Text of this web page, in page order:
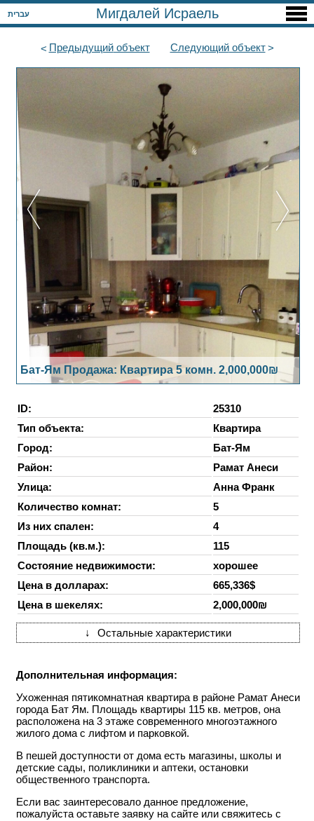
עברית Мигдалей Исраель
Предыдущийобъект Следующийобъект
Бат-Ям Продажа: Квартира 5 комн. 2,000,000₪
ID:
25310
Тип объекта:
Квартира
Город:
Бат-Ям
Район:
Рамат Анеси
Улица:
Анна Франк
Количество комнат:
5
Из них спален:
4
Площадь (кв.м.):
115
Состояние недвижимости:
хорошее
Цена в долларах:
665,336$
Цена в шекелях:
2,000,000₪
↓ Остальные характеристики
Дополнительная информация:
Ухоженная пятикомнатная квартира в районе Рамат Анеси
города Бат Ям. Площадь квартиры 115 кв. метров, она
расположена на 3 этаже современного многоэтажного
жилого дома с лифтом и парковкой.
В пешей доступности от дома есть магазины, школы и
детские сады, поликлиники и аптеки, остановки
общественного транспорта.
Если вас заинтересовало данное предложение,
пожалуйста оставьте заявку на сайте или свяжитесь с